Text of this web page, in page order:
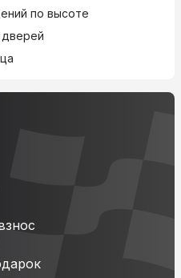
по высоте
дверей